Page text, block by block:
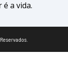
é a vida.